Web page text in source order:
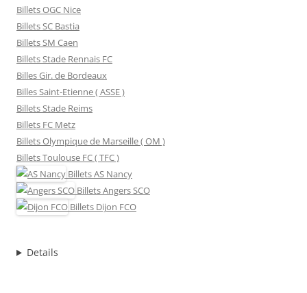
Billets OGC Nice
Billets SC Bastia
Billets SM Caen
Billets Stade Rennais FC
Billes Gir. de Bordeaux
Billes Saint-Etienne ( ASSE )
Billets Stade Reims
Billets FC Metz
Billets Olympique de Marseille ( OM )
Billets Toulouse FC ( TFC )
BilletsAS Nancy
BilletsAngers SCO
Billets Dijon FCO
Details